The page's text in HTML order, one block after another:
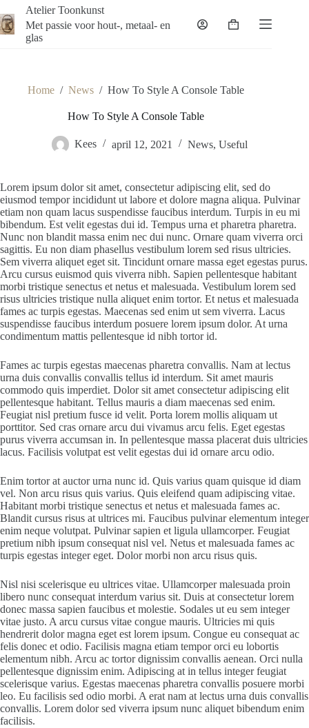
naar
de
inhoud
Atelier Toonkunst
Met passie voor hout-, metaal- en
glas
Winkelwagen
Home / News / How To Style A Console Table
How To Style A Console Table
Kees april 12, 2021 News,Useful
Lorem ipsum dolor sit amet, consectetur adipiscing elit, sed do
eiusmod tempor incididunt ut labore et dolore magna aliqua. Pulvinar
etiam non quam lacus suspendisse faucibus interdum. Turpis in eu mi
bibendum. Est velit egestas dui id. Tempus urna et pharetra pharetra.
Nunc non blandit massa enim nec dui nunc. Ornare quam viverra orci
sagittis. Eu non diam phasellus vestibulum lorem sed risus ultricies.
Sem viverra aliquet eget sit. Tincidunt ornare massa eget egestas purus.
Arcu cursus euismod quis viverra nibh. Sapien pellentesque habitant
morbi tristique senectus et netus et malesuada. Vestibulum lorem sed
risus ultricies tristique nulla aliquet enim tortor. Et netus et malesuada
fames ac turpis egestas. Maecenas sed enim ut sem viverra. Lacus
suspendisse faucibus interdum posuere lorem ipsum dolor. At urna
condimentum mattis pellentesque id nibh tortor id.
Fames ac turpis egestas maecenas pharetra convallis. Nam at lectus
urna duis convallis convallis tellus id interdum. Sit amet mauris
commodo quis imperdiet. Dolor sit amet consectetur adipiscing elit
pellentesque habitant. Tellus mauris a diam maecenas sed enim.
Feugiat nisl pretium fusce id velit. Porta lorem mollis aliquam ut
porttitor. Sed cras ornare arcu dui vivamus arcu felis. Eget egestas
purus viverra accumsan in. In pellentesque massa placerat duis ultricies
lacus. Facilisis volutpat est velit egestas dui id ornare arcu odio.
Enim tortor at auctor urna nunc id. Quis varius quam quisque id diam
vel. Non arcu risus quis varius. Quis eleifend quam adipiscing vitae.
Habitant morbi tristique senectus et netus et malesuada fames ac.
Blandit cursus risus at ultrices mi. Faucibus pulvinar elementum integer
enim neque volutpat. Pulvinar sapien et ligula ullamcorper. Feugiat
pretium nibh ipsum consequat nisl vel. Netus et malesuada fames ac
turpis egestas integer eget. Dolor morbi non arcu risus quis.
Nisl nisi scelerisque eu ultrices vitae. Ullamcorper malesuada proin
libero nunc consequat interdum varius sit. Duis at consectetur lorem
donec massa sapien faucibus et molestie. Sodales ut eu sem integer
vitae justo. A arcu cursus vitae congue mauris. Ultricies mi quis
hendrerit dolor magna eget est lorem ipsum. Congue eu consequat ac
felis donec et odio. Facilisis magna etiam tempor orci eu lobortis
elementum nibh. Arcu ac tortor dignissim convallis aenean. Orci nulla
pellentesque dignissim enim. Adipiscing at in tellus integer feugiat
scelerisque varius. Egestas maecenas pharetra convallis posuere morbi
leo. Eu facilisis sed odio morbi. A erat nam at lectus urna duis convallis
convallis. Lorem dolor sed viverra ipsum nunc aliquet bibendum enim
facilisis.